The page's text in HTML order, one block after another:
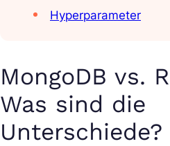
Hyperparameter
MongoDB vs.
Was sind die
Unterschiede?